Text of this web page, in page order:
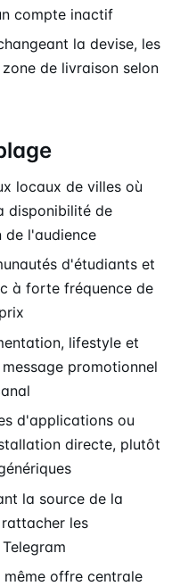
compte inactif
la devise, les
de livraison selon
locaux de villes où
disponibilité de
de l'audience
d'étudiants et
à forte fréquence de
lifestyle et
promotionnel
d'applications ou
directe, plutôt
la source de la
les
même offre centrale